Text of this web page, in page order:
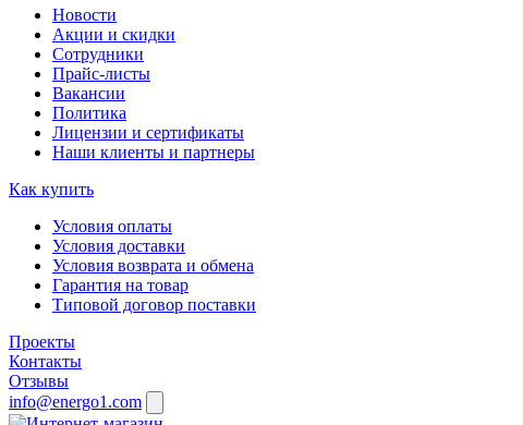
Новости
Акции и скидки
Сотрудники
Прайс-листы
Вакансии
Политика
Лицензии и сертификаты
Наши клиенты и партнеры
Как купить
Условия оплаты
Условия доставки
Условия возврата и обмена
Гарантия на товар
Типовой договор поставки
Проекты
Контакты
Отзывы
info@energo1.com